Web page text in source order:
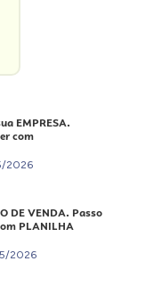
EMPRESA.
com
2026
DE VENDA. Passo
PLANILHA
2026